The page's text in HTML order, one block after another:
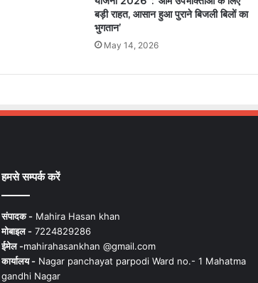
बड़ी राहत, आसान हुआ पुराने बिजली बिलों का
भुगतान’
May 14, 2026
हमसे सम्पर्क करें
संपादक -Mahira Hasan khan
मोबाइल -7224829286
ईमेल -mahirahasankhan @gmail.com
कार्यालय -Nagar panchayat parpodi Ward no.- 1 Mahatma
gandhi Nagar